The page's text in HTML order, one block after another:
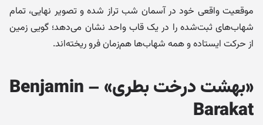
موقعیت واقعی خود در آسمان شب تراز شده و تصویر نهایی، تمام
شهاب‌های ثبت‌شده را در یک قاب واحد نشان می‌دهد؛ گویی زمین
از حرکت ایستاده و همه شهاب‌ها هم‌زمان فرو ریخته‌اند.
«بهشت درخت بطری» – Benjamin
Barakat